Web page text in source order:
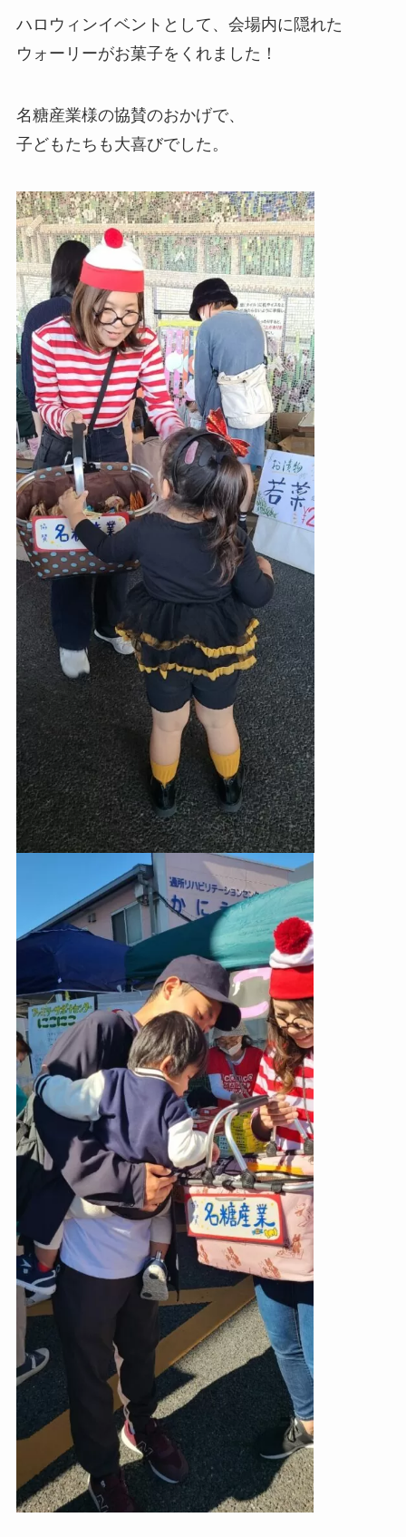
ハロウィンイベントとして、会場内に隠れた
ウォーリーがお菓子をくれました！
名糖産業様の協賛のおかげで、
子どもたちも大喜びでした。